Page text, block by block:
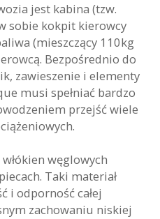
jest kabina (tzw.
sobie kokpit kierowcy
(mieszczący 110kg
Bezpośrednio do
zawieszenie i elementy
musi spełniać bardzo
przejść wiele
węglowych
Taki materiał
i odporność całej
zachowaniu niskiej